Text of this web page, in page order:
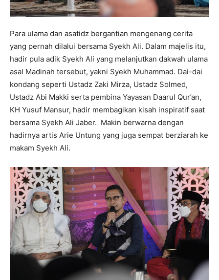
Para ulama dan asatidz bergantian mengenang cerita
yang pernah dilalui bersama Syekh Ali. Dalam majelis itu,
hadir pula adik Syekh Ali yang melanjutkan dakwah ulama
asal Madinah tersebut, yakni Syekh Muhammad. Dai-dai
kondang seperti Ustadz Zaki Mirza, Ustadz Solmed,
Ustadz Abi Makki serta pembina Yayasan Daarul Qur’an,
KH Yusuf Mansur, hadir membagikan kisah inspiratif saat
bersama Syekh Ali Jaber. Makin berwarna dengan
hadirnya artis Arie Untung yang juga sempat berziarah ke
makam Syekh Ali.